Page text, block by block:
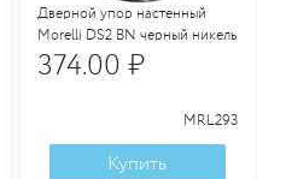
Дверной упор настенный
Morelli DS2 BN черный никель
374.00 ₽
MRL293
Купить